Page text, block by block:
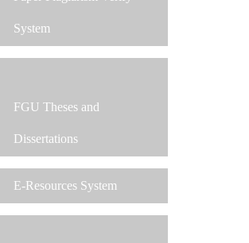
System
FGU Theses and
Dissertations
E-Resources System